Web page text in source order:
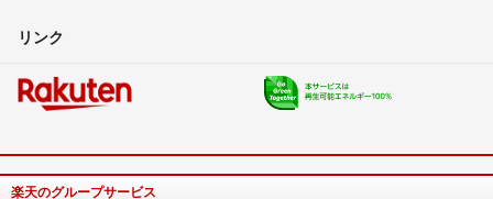
リンク
楽天のグループサービス